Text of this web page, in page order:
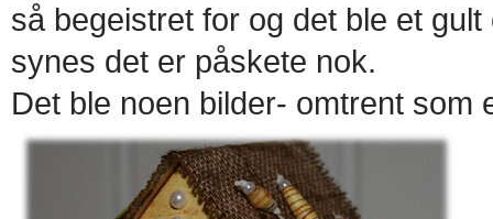
så begeistret for og det ble et
synes det er påskete nok.
Det ble noen bilder- omtrent som